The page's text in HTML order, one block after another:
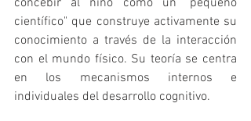
concebir al niño como un "pequeño
científico" que construye activamente su
conocimiento a través de la interacción
con el mundo físico. Su teoría se centra
en los mecanismos internos e
individuales del desarrollo cognitivo.